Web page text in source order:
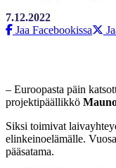
7.12.2022
Jaa Facebookissa
– Euroopasta päin
projektipäällikkö
Siksi toimivat
elinkeinoelämälle.
pääsatama.